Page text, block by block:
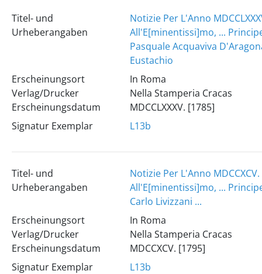
Titel- und
Urheberangaben
Notizie Per L'Anno
All'E[minentissi]mo, ...
Pasquale Acquaviva
Eustachio
Erscheinungsort
Verlag/Drucker
Erscheinungsdatum
In Roma
Nella Stamperia Cracas
MDCCLXXXV. [1785]
Signatur Exemplar
L13b
Titel- und
Urheberangaben
Notizie Per L'Anno
All'E[minentissi]mo, ...
Carlo Livizzani ...
Erscheinungsort
Verlag/Drucker
Erscheinungsdatum
In Roma
Nella Stamperia Cracas
MDCCXCV. [1795]
Signatur Exemplar
L13b